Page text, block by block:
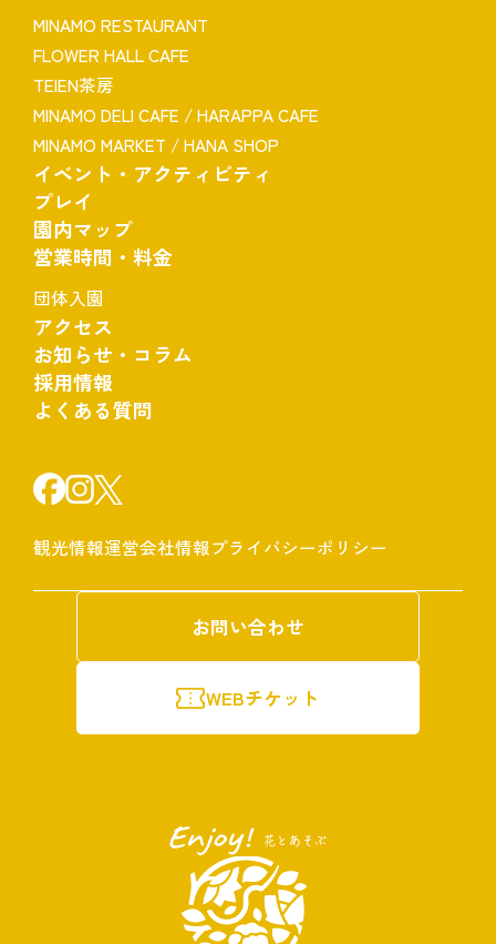
MINAMO RESTAURANT
FLOWER HALL CAFE
TEIEN茶房
MINAMO DELI CAFE / HARAPPA CAFE
MINAMO MARKET / HANA SHOP
イベント・アクティビティ
プレイ
園内マップ
営業時間・料金
団体入園
アクセス
お知らせ・コラム
採用情報
よくある質問
観光情報運営会社情報プライバシーポリシー
お問い合わせ
WEBチケット